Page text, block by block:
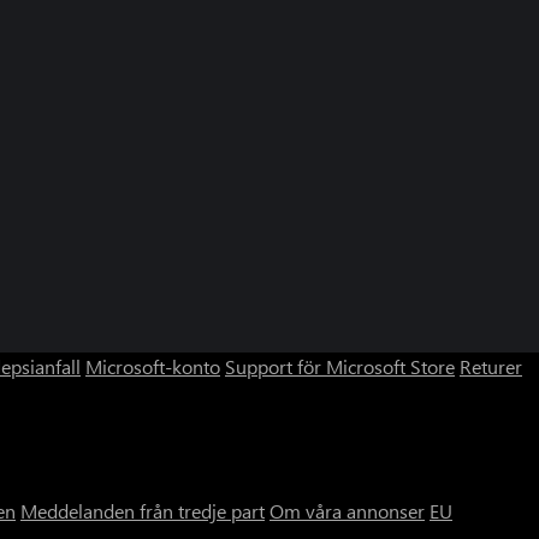
Microsoft-konto Support för Microsoft Store Returer
Meddelanden från tredje partOm våra annonser EU